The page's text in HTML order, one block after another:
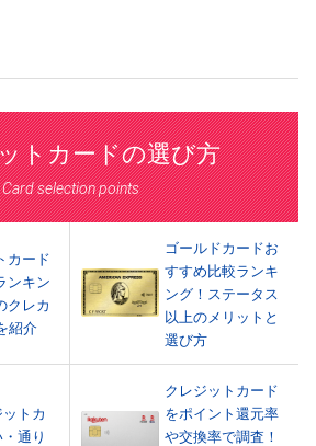
トカードの選び方
Card selection points
カード
ンキン
クレカ
紹介
ゴールドカードお
すすめ比較ランキ
ング！ステータス
以上のメリットと
選び方
トカ
通り
クレジットカード
をポイント還元率
や交換率で調査！